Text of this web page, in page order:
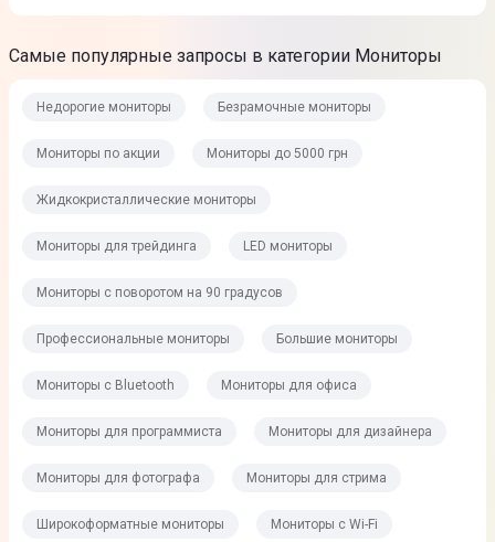
Самые популярные запросы в категории Мониторы
Недорогие мониторы Безрамочные мониторы
Мониторы по акции Мониторы до 5000 грн
Жидкокристаллические мониторы
Мониторы для трейдинга LED мониторы
Мониторы с поворотом на 90 градусов
Профессиональные мониторы Большие мониторы
Мониторы с Bluetooth Мониторы для офиса
Мониторы для программиста Мониторы для дизайнера
Мониторы для фотографа Мониторы для стрима
Широкоформатные мониторы Мониторы с Wi-Fi